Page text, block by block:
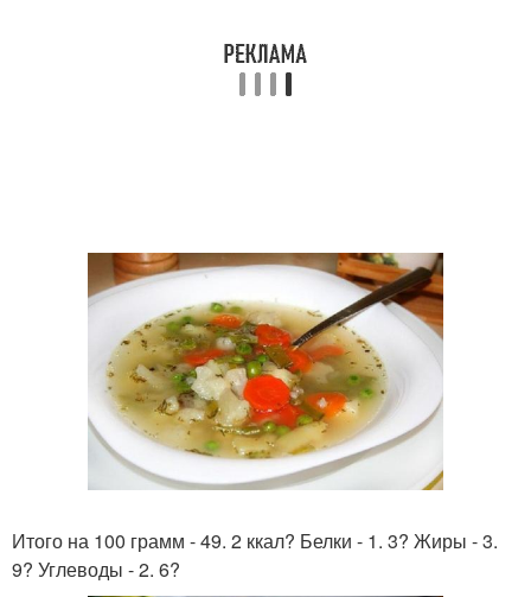
Итого на 100 грамм - 49. 2 ккал? Белки - 1. 3? Жиры - 3.
9? Углеводы - 2. 6?